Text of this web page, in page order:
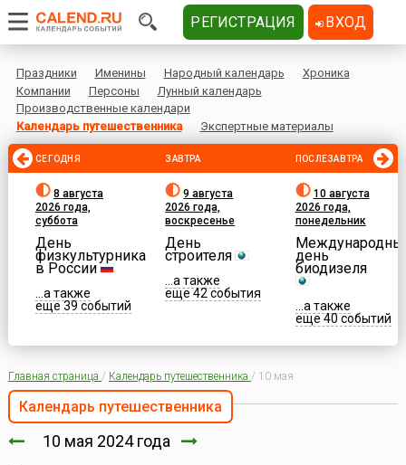
Праздники Именины Народный календарь
Хроника
Компании
Персоны
Лунный календарь
Производственные календари
Календарь путешественника
Экспертные материалы
СЕГОДНЯ
8 августа
2026 года,
суббота
День
физкультурника
в России
...а также
еще 39 событий
ЗАВТРА
9 августа
2026 года,
воскресенье
День
строителя
...а также
еще 42 события
ПОСЛЕЗАВТРА
10 августа
2026 года,
понедельник
день
биодизеля
...а также
еще 40 событий
Главная страница / Календарь путешественника / 10 мая
Календарь путешественника
10 мая 2024 года
РЕГИСТРАЦИЯ ВХОД